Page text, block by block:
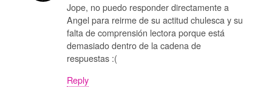
Jope, no puedo responder directamente a
Angel para reirme de su actitud chulesca y su
falta de comprensión lectora porque está
demasiado dentro de la cadena de
respuestas :(
Reply